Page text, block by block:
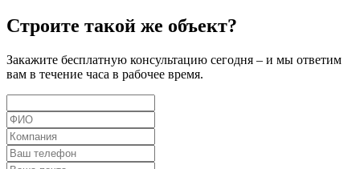
Строите такой же объект?
Закажите бесплатную консультацию сегодня – и мы ответим
вам в течение часа в рабочее время.